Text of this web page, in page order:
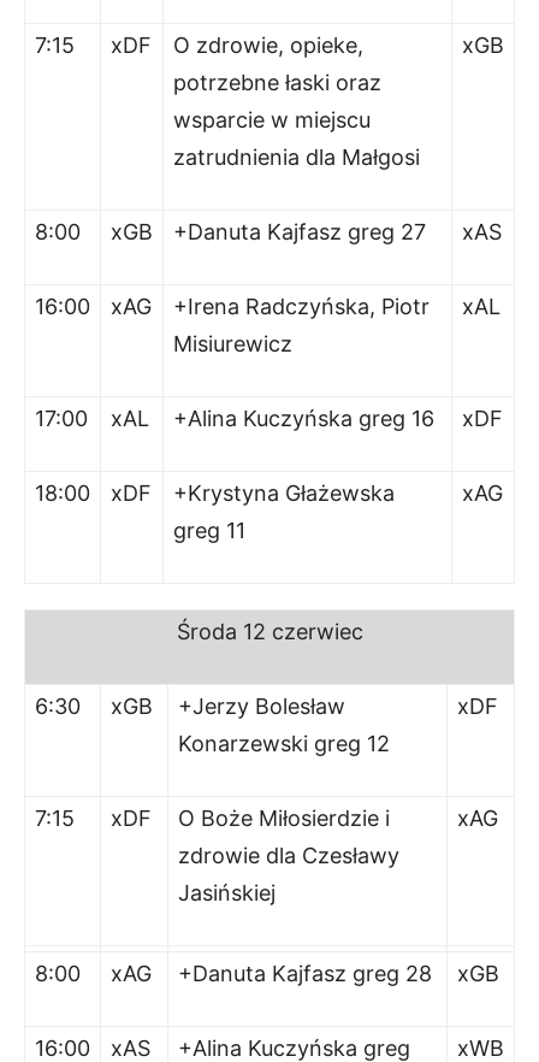
7:15 xDF
O zdrowie, opieke,
potrzebne łaski oraz
wsparcie w miejscu
zatrudnienia dla Małgosi
xGB
8:00 xGB +Danuta Kajfasz greg 27 xAS
16:00 xAG
+Irena Radczyńska, Piotr
Misiurewicz
xAL
17:00 xAL +Alina Kuczyńska greg 16 xDF
18:00 xDF
+Krystyna Głażewska
greg 11
xAG
Środa 12 czerwiec
6:30 xGB
+Jerzy Bolesław
Konarzewski greg 12
xDF
7:15 xDF
O Boże Miłosierdzie i
zdrowie dla Czesławy
Jasińskiej
xAG
8:00 xAG +Danuta Kajfasz greg 28 xGB
16:00 xAS
+Alina Kuczyńska greg
xWB